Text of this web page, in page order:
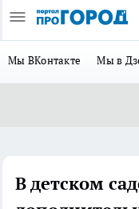
Мы ВКонтакте Мы в
В детском